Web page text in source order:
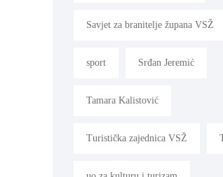
Savjet za branitelje župana VSŽ
sport Srđan Jeremić
Tamara Kalistović
Turistička zajednica VSŽ